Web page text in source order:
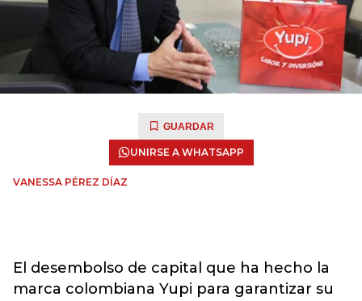
GUARDAR
UNIRSE A WHATSAPP
VANESSA PÉREZ DÍAZ
El desembolso de capital que ha hecho la
marca colombiana Yupi para garantizar su